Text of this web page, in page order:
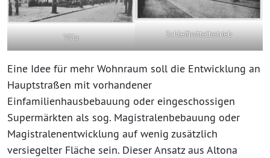
Villa Schleifmittelbetrieb
Eine Idee für mehr Wohnraum soll die Entwicklung an
Hauptstraßen mit vorhandener
Einfamilienhausbebauung oder eingeschossigen
Supermärkten als sog. Magistralenbebauung oder
Magistralenentwicklung auf wenig zusätzlich
versiegelter Fläche sein. Dieser Ansatz aus Altona